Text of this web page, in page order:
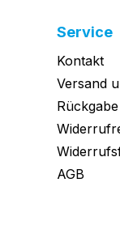
Service
Kontakt
Versand
Rückgabe
AGB